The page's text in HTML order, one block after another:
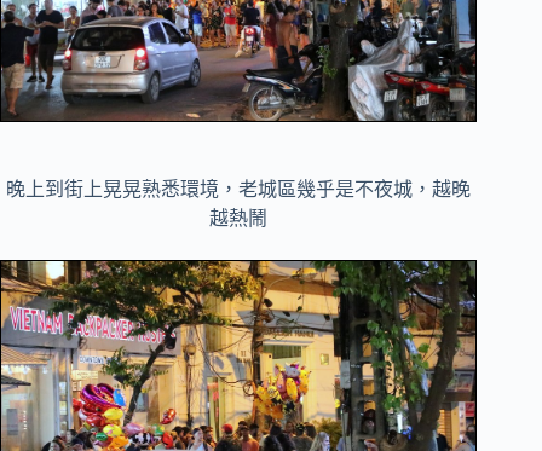
晚上到街上晃晃熟悉環境，老城區幾乎是不夜城，越晚
越熱鬧